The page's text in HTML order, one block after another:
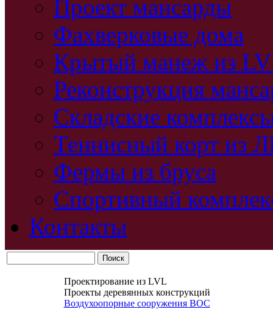
Проект мансарды
Фахверковые дома
Крытый манеж из
Реконструкция
Складские
Теннисный корт из
Фермы из бруса
Спортивный
Контакты
Проектирование из LVL
Проекты деревянных конструкций
Воздухоопорные сооружения ВОС